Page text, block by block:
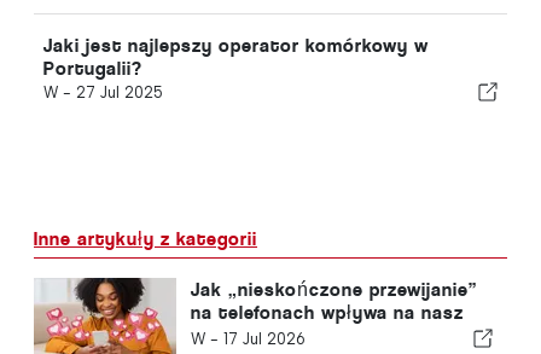
Jaki jest najlepszy operator komórkowy w
Portugalii?
W - 27 Jul 2025
Inne artykuły z kategorii
Jak „nieskończone przewijanie”
na telefonach wpływa na nasz
mózg?
W - 17 Jul 2026